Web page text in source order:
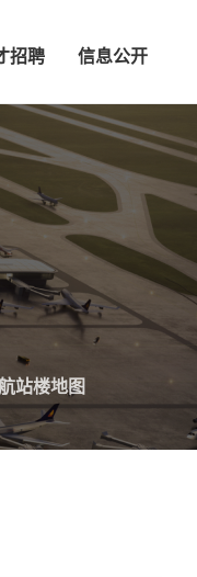
信息公开
招聘
站楼地图